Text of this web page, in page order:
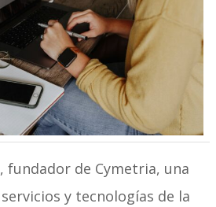
fundador de Cymetria, una
y tecnologías de la